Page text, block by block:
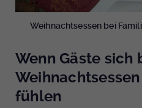
Weihnachtsessen bei
Wenn Gäste sich
fühlen